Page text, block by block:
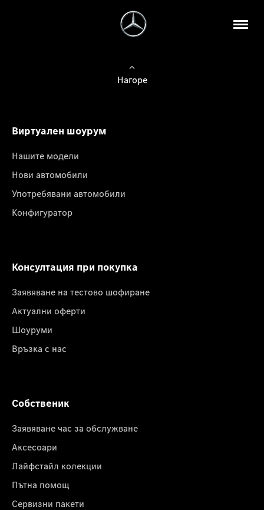
Нагоре
Виртуален шоурум
Нашите модели
Нови автомобили
Употребявани автомобили
Конфигуратор
Консултация при покупка
Заявяване на тестово шофиране
Актуални оферти
Шоуруми
Връзка с нас
Собственик
Заявяване час за обслужване
Аксесоари
Лайфстайл колекции
Пътна помощ
Сервизни пакети